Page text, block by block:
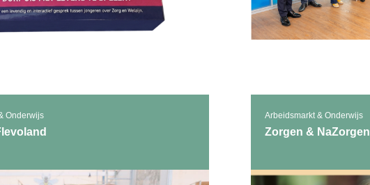
Onderwijs Arbeidsmarkt & Onderwijs
Zorgen & NaZorgen